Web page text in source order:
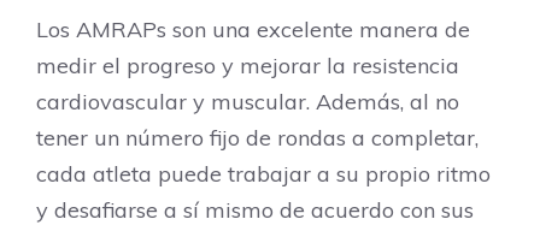
Los AMRAPs son una excelente manera de
medir el progreso y mejorar la resistencia
cardiovascular y muscular. Además, al no
tener un número fijo de rondas a completar,
cada atleta puede trabajar a su propio ritmo
y desafiarse a sí mismo de acuerdo con sus